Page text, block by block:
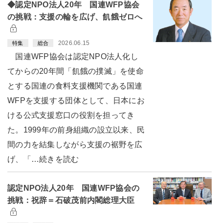
◆認定NPO法人20年 国連WFP協会
の挑戦：支援の輪を広げ、飢餓ゼロへ
特集 総合 2026.06.15
国連WFP協会は認定NPO法人化し
てからの20年間「飢餓の撲滅」を使命
とする国連の食料支援機関である国連
WFPを支援する団体として、日本にお
ける公式支援窓口の役割を担ってき
た。1999年の前身組織の設立以来、民
間の力を結集しながら支援の裾野を広
げ、「…続きを読む
認定NPO法人20年 国連WFP協会の
挑戦：祝辞＝石破茂前内閣総理大臣